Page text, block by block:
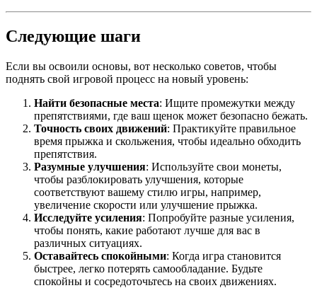
Следующие шаги
Если вы освоили основы, вот несколько советов, чтобы
поднять свой игровой процесс на новый уровень:
Найти безопасные места: Ищите промежутки между
препятствиями, где ваш щенок может безопасно бежать.
Точность своих движений: Практикуйте правильное
время прыжка и скольжения, чтобы идеально обходить
препятствия.
Разумные улучшения: Используйте свои монеты,
чтобы разблокировать улучшения, которые
соответствуют вашему стилю игры, например,
увеличение скорости или улучшение прыжка.
Исследуйте усиления: Попробуйте разные усиления,
чтобы понять, какие работают лучше для вас в
различных ситуациях.
Оставайтесь спокойными: Когда игра становится
быстрее, легко потерять самообладание. Будьте
спокойны и сосредоточьтесь на своих движениях.